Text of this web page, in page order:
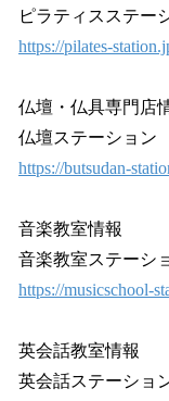
ピラティスステー
https://pilates-
仏壇・仏具専門店
仏壇ステーション
https://butsudan-
音楽教室情報
音楽教室ステーシ
https://musicschool-
英会話教室情報
英会話ステーショ